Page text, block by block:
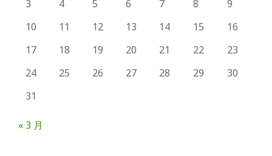
3 4 5 6 7 8
9
10
11 12 13 14 15
16
17
18 19 20 21 22
23
24
25 26 27 28 29
30
31
« 3 月